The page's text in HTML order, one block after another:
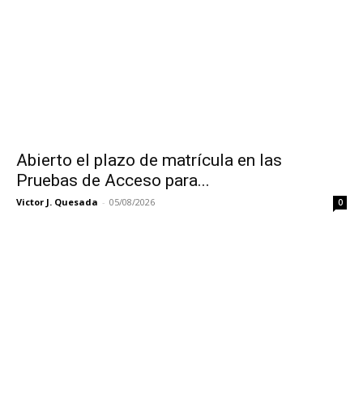
Abierto el plazo de matrícula en las
Pruebas de Acceso para...
Victor J. Quesada - 05/08/2026 0